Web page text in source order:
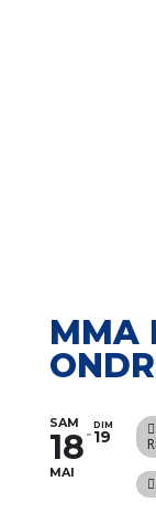
MMA
SAM
18
MAI
DIM
19